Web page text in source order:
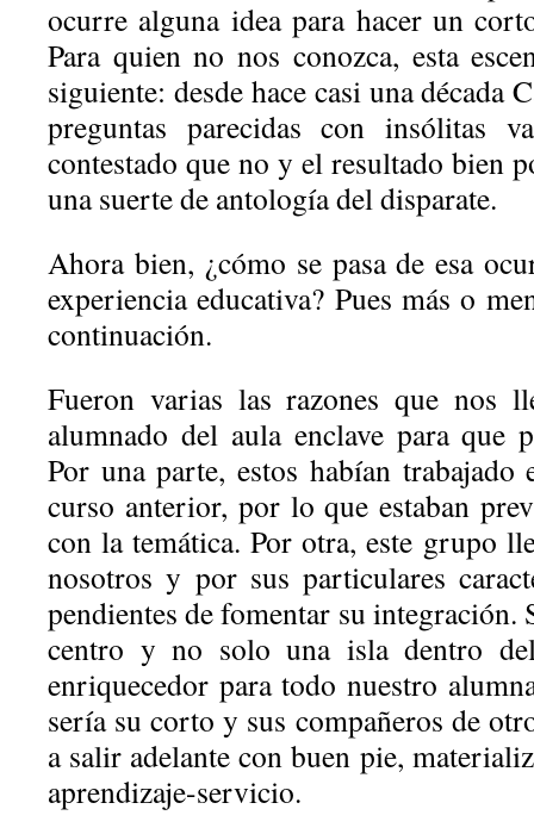
ocurre alguna idea para hacer un
Para quien no nos conozca, esta
siguiente: desde hace casi una década
preguntas parecidas con insólitas
contestado que no y el resultado bien
una suerte de antología del disparate.
Ahora bien, ¿cómo se pasa de esa
experiencia educativa? Pues más o
continuación.
Fueron varias las razones que nos
alumnado del aula enclave para que
Por una parte, estos habían
curso anterior, por lo que estaban
con la temática. Por otra, este grupo
nosotros y por sus particulares
pendientes de fomentar su integración.
centro y no solo una isla dentro
enriquecedor para todo nuestro
sería su corto y sus compañeros de
a salir adelante con buen pie,
aprendizaje-servicio.